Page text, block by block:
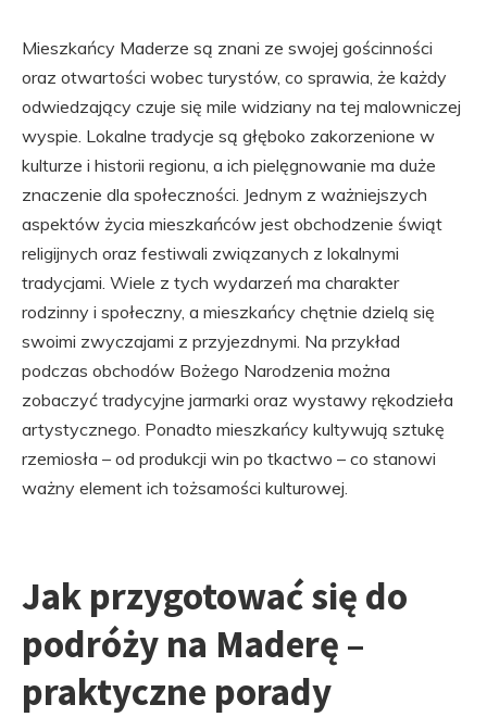
Mieszkańcy Maderze są znani ze swojej gościnności
oraz otwartości wobec turystów, co sprawia, że każdy
odwiedzający czuje się mile widziany na tej malowniczej
wyspie. Lokalne tradycje są głęboko zakorzenione w
kulturze i historii regionu, a ich pielęgnowanie ma duże
znaczenie dla społeczności. Jednym z ważniejszych
aspektów życia mieszkańców jest obchodzenie świąt
religijnych oraz festiwali związanych z lokalnymi
tradycjami. Wiele z tych wydarzeń ma charakter
rodzinny i społeczny, a mieszkańcy chętnie dzielą się
swoimi zwyczajami z przyjezdnymi. Na przykład
podczas obchodów Bożego Narodzenia można
zobaczyć tradycyjne jarmarki oraz wystawy rękodzieła
artystycznego. Ponadto mieszkańcy kultywują sztukę
rzemiosła – od produkcji win po tkactwo – co stanowi
ważny element ich tożsamości kulturowej.
Jak przygotować się do
podróży na Maderę –
praktyczne porady